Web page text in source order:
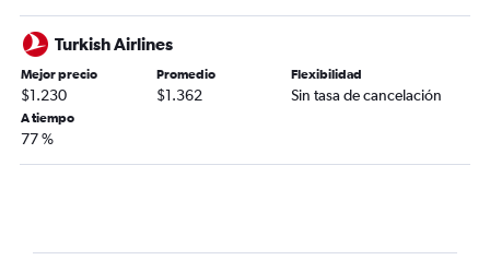
Turkish Airlines
Mejor precio
$1.230
Promedio
$1.362
Flexibilidad
Sin tasa de cancelación
A tiempo
77 %